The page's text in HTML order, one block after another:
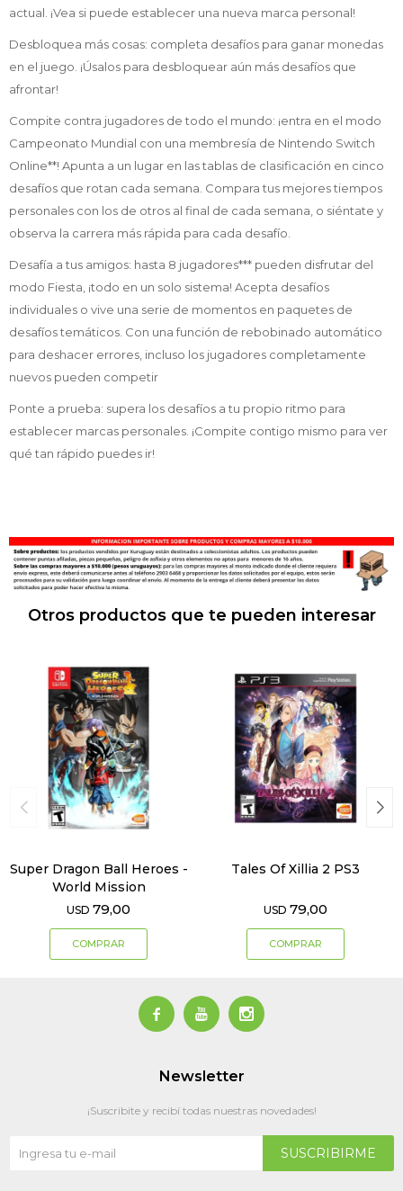
actual. ¡Vea si puede establecer una nueva marca personal!
Desbloquea más cosas: completa desafíos para ganar monedas
en el juego. ¡Úsalos para desbloquear aún más desafíos que
afrontar!
Compite contra jugadores de todo el mundo: ¡entra en el modo
Campeonato Mundial con una membresía de Nintendo Switch
Online**! Apunta a un lugar en las tablas de clasificación en cinco
desafíos que rotan cada semana. Compara tus mejores tiempos
personales con los de otros al final de cada semana, o siéntate y
observa la carrera más rápida para cada desafío.
Desafía a tus amigos: hasta 8 jugadores*** pueden disfrutar del
modo Fiesta, ¡todo en un solo sistema! Acepta desafíos
individuales o vive una serie de momentos en paquetes de
desafíos temáticos. Con una función de rebobinado automático
para deshacer errores, incluso los jugadores completamente
nuevos pueden competir
Ponte a prueba: supera los desafíos a tu propio ritmo para
establecer marcas personales. ¡Compite contigo mismo para ver
qué tan rápido puedes ir!
Otros productos que te pueden interesar
Super Dragon Ball Heroes -
World Mission
USD 79,00
Tales Of Xillia 2 PS3
USD 79,00
  
Newsletter
¡Suscribite y recibí todas nuestras novedades!
SUSCRIBIRME